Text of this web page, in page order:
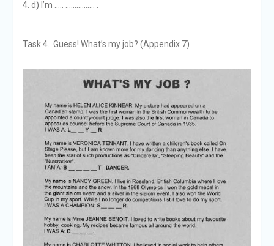
d) I’m ….. ……………. .
Task 4. Guess! What’s my job? (Appendix 7)